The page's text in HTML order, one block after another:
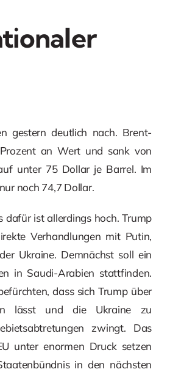
gestern deutlich nach. Brent-
an Wert und sank von
unter 75 Dollar je Barrel. Im
noch 74,7 Dollar.
dafür ist allerdings hoch. Trump
Verhandlungen mit Putin,
Ukraine. Demnächst soll ein
in Saudi-Arabien stattfinden.
dass sich Trump über
lässt und die Ukraine zu
zwingt. Das
unter enormen Druck setzen
in den nächsten